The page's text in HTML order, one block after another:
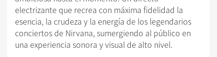
electrizante que recrea con máxima fidelidad la
esencia, la crudeza y la energía de los legendarios
conciertos de Nirvana, sumergiendo al público en
una experiencia sonora y visual de alto nivel.